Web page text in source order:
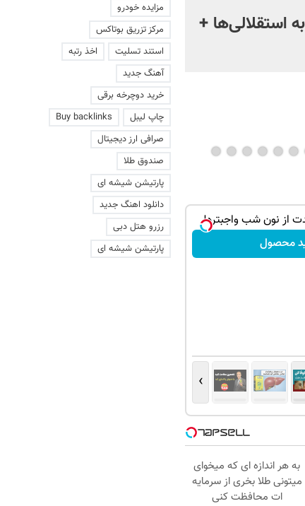
استقلالی‌ها +
چند هزار جوان هنوز در
وام ازدواج هستند؟
از نون شب واجبتره!
محصول
›
به هر اندازه ای که میخوای
میتونی طلا بخری از سرمایه
ات محافظت کنی
مزایده خودرو
مرکز تزریق بوتاکس
استند تسلیت
اخذ رتبه
آهنگ جدید
خرید دوچرخه برقی
چاپ لیبل
Buy backlinks
صرافی ارز دیجیتال
صندوق طلا
پارتیشن شیشه ای
دانلود اهنگ جدید
رزرو هتل دبی
پارتیشن شیشه ای